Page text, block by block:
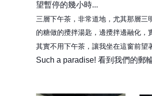
望暫停的幾小時...
三層下午茶，非常道地，尤其那層三
的糖做的攪拌湯匙，邊攪拌邊融化，
其實不用下午茶，讓我坐在這窗前望
Such a paradise! 看到我們的郵